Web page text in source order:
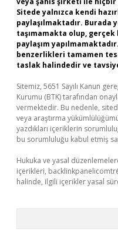
Sitede yalnızca kendi
paylaşılmaktadır.
taşımamakta olup,
paylaşım
benzerlikleri tamamen
taslak halindedir ve
Sitemiz, 5651 Sayılı Kanun
Kurumu (BTK) tarafından
vermektedir. Bu nedenle,
veya araştırma
yazdıkları içeriklerin
bu sorumluluğu kabul etmiş
Hukuka ve yasal
içerikleri,
halinde, ilgili içerikler yasal